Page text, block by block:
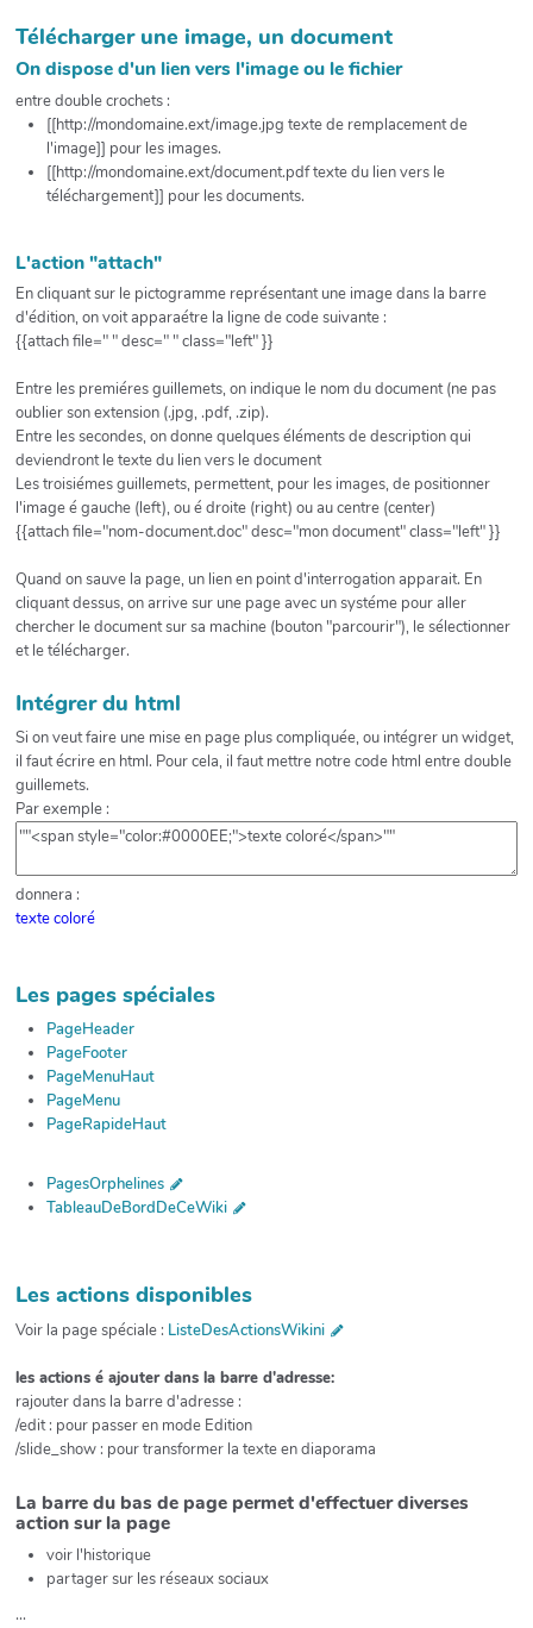
Télécharger une image, un document
On dispose d'un lien vers l'image ou le fichier
entre double crochets :
[[http://mondomaine.ext/image.jpg texte de remplacement de
l'image]] pour les images.
[[http://mondomaine.ext/document.pdf texte du lien vers le
téléchargement]] pour les documents.
L'action "attach"
En cliquant sur le pictogramme représentant une image dans la barre
d'édition, on voit apparaétre la ligne de code suivante :
{{attach file=" " desc=" " class="left" }}
Entre les premiéres guillemets, on indique le nom du document (ne pas
oublier son extension (.jpg, .pdf, .zip).
Entre les secondes, on donne quelques éléments de description qui
deviendront le texte du lien vers le document
Les troisiémes guillemets, permettent, pour les images, de positionner
l'image é gauche (left), ou é droite (right) ou au centre (center)
{{attach file="nom-document.doc" desc="mon document" class="left" }}
Quand on sauve la page, un lien en point d'interrogation apparait. En
cliquant dessus, on arrive sur une page avec un systéme pour aller
chercher le document sur sa machine (bouton "parcourir"), le sélectionner
et le télécharger.
Intégrer du html
Si on veut faire une mise en page plus compliquée, ou intégrer un widget,
il faut écrire en html. Pour cela, il faut mettre notre code html entre double
guillemets.
Par exemple :
donnera :
texte coloré
Les pages spéciales
PageHeader
PageFooter
PageMenuHaut
PageMenu
PageRapideHaut
PagesOrphelines
TableauDeBordDeCeWiki
Les actions disponibles
Voir la page spéciale : ListeDesActionsWikini
les actions é ajouter dans la barre d'adresse:
rajouter dans la barre d'adresse :
/edit : pour passer en mode Edition
/slide_show : pour transformer la texte en diaporama
La barre du bas de page permet d'effectuer diverses
action sur la page
voir l'historique
partager sur les réseaux sociaux
...